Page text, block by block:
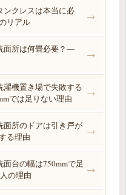
ンクレスは本当に必
リアル
→
面所は何畳必要？―
→
濯機置き場で失敗する
では足りない理由
→
面所のドアは引き戸が
る理由
→
台の幅は750mmで足
の理由
→